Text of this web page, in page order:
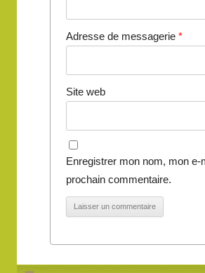
Adresse de messagerie *
Site web
Enregistrer mon nom, mon
prochain commentaire.